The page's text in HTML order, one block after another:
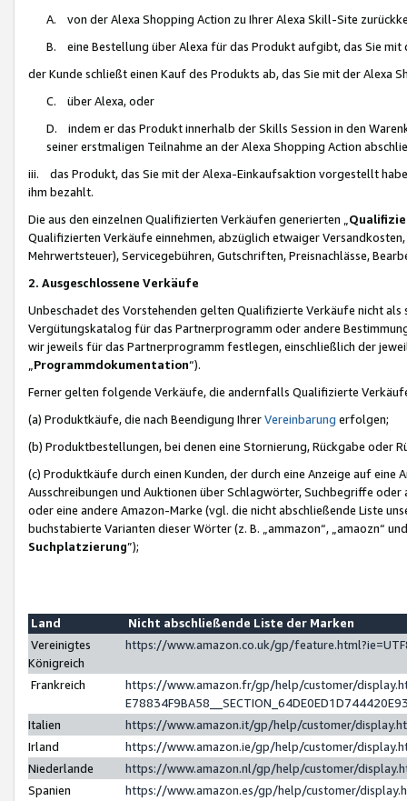
A. von der Alexa Shopping Action zu Ihrer Alexa Skill-Site
B. eine Bestellung über Alexa für das Produkt aufgibt, das Sie mit
der Kunde schließt einen Kauf des Produkts ab, das Sie mit der Alexa
C. über Alexa, oder
D. indem er das Produkt innerhalb der Skills Session in den
seiner erstmaligen Teilnahme an der Alexa Shopping Action
iii. das Produkt, das Sie mit der Alexa-Einkaufsaktion vorgestellt
ihm bezahlt.
Die aus den einzelnen Qualifizierten Verkäufen generierten „
Qualifizierten Verkäufe einnehmen, abzüglich etwaiger
Mehrwertsteuer), Servicegebühren, Gutschriften, Preisnachlässe,
2. Ausgeschlossene Verkäufe
Unbeschadet des Vorstehenden gelten Qualifizierte Verkäufe nicht
Vergütungskatalog für das Partnerprogramm oder andere
wir jeweils für das Partnerprogramm festlegen, einschließlich der
Programmdokumentation“).
Ferner gelten folgende Verkäufe, die andernfalls Qualifizierte
(a) Produktkäufe, die nach Beendigung IhrerVereinbarung erfolgen;
(b) Produktbestellungen, bei denen eine Stornierung, Rückgabe oder
(c) Produktkäufe durch einen Kunden, der durch eine Anzeige auf
Ausschreibungen und Auktionen über Schlagwörter, Suchbegriffe
oder eine andere Amazon-Marke (vgl. die nicht abschließende Liste
buchstabierte Varianten dieser Wörter (z. B. „ammazon“, „amaozn“
Suchplatzierung”);
Land
Nicht abschließende Liste der Marken
Vereinigtes
Königreich
https://www.amazon.co.uk/gp/
Frankreich
https://www.amazon.fr/gp/help/customer/
Italien
https://www.amazon.it/gp/help/customer/
Irland
https://www.amazon.ie/gp/help/customer/
Niederlande
https://www.amazon.nl/gp/help/customer/
Spanien
https://www.amazon.es/gp/help/customer/